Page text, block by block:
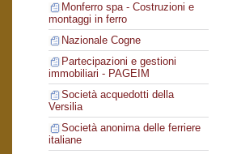
Monferro spa - Costruzioni e
montaggi in ferro
Nazionale Cogne
Partecipazioni e gestioni
immobiliari - PAGEIM
Società acquedotti della
Versilia
Società anonima delle ferriere
italiane